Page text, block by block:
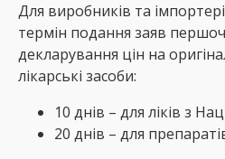
Для виробників та
термін подання заяв
декларування цін на
лікарські засоби:
10 днів – для ліків з
20 днів – для